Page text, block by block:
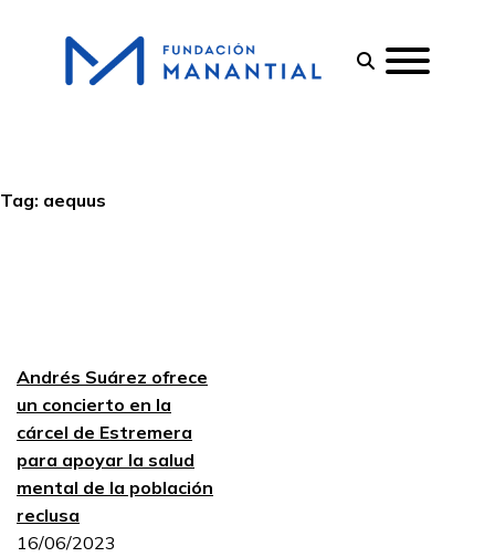
Tag: aequus
Andrés Suárez ofrece
un concierto en la
cárcel de Estremera
para apoyar la salud
mental de la población
reclusa
16/06/2023